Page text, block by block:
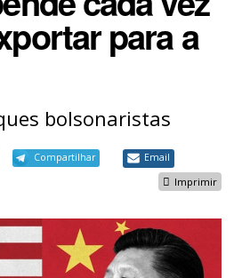
para a
bolsonaristas
Compartilhar Email
Imprimir